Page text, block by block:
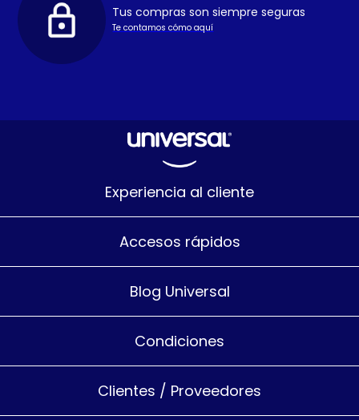
Tus compras son siempre seguras
Te contamos cómo aquí
Experiencia al cliente
Accesos rápidos
Blog Universal
Condiciones
Clientes / Proveedores